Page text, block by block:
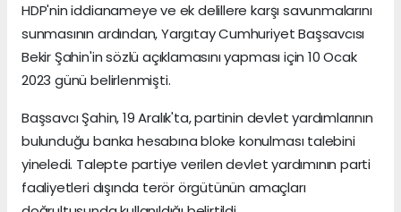
HDP'nin iddianameye ve ek delillere karşı savunmalarını
sunmasının ardından, Yargıtay Cumhuriyet Başsavcısı
Bekir Şahin'in sözlü açıklamasını yapması için 10 Ocak
2023 günü belirlenmişti.
Başsavcı Şahin, 19 Aralık'ta, partinin devlet yardımlarının
bulunduğu banka hesabına bloke konulması talebini
yineledi. Talepte partiye verilen devlet yardımının parti
faaliyetleri dışında terör örgütünün amaçları